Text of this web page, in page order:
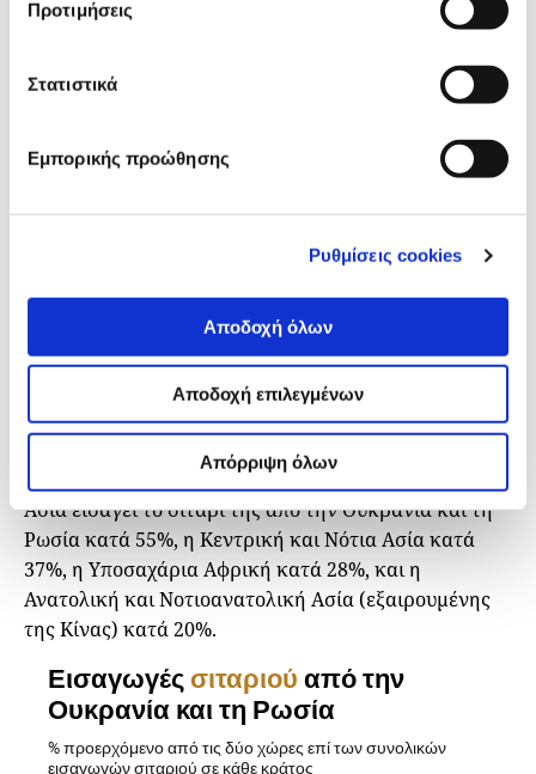
Προτιμήσεις
Στατιστικά
Εμπορικής προώθησης
Ρυθμίσεις cookies
Αποδοχή όλων
Αποδοχή επιλεγμένων
Απόρριψη όλων
κάθε χώρας από τις εισαγωγές της από την Ουκρανία
και τη Ρωσία, για το σιτάρι, το ηλιέλαιο και τα
Όσο πιο σκούρο το εκάστοτε χρώμα, τόσο
μεγαλύτερη είναι η εισαγωγική εξάρτηση κάθε
κράτους από τις δύο χώρες μαζί.
Ομαδοποιώντας, πάντως, τα στοιχεία ανά περιοχή του
πλανήτη, προκύπτει ότι η Βόρεια Αφρική και Δυτική
Ασία εισάγει το σιτάρι της από την Ουκρανία και τη
Ρωσία κατά 55%, η Κεντρική και Νότια Ασία κατά
37%, η Υποσαχάρια Αφρική κατά 28%, και η
Ανατολική και Νοτιοανατολική Ασία (εξαιρουμένης
της Κίνας) κατά 20%.